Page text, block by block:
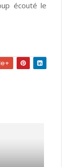
écouté le